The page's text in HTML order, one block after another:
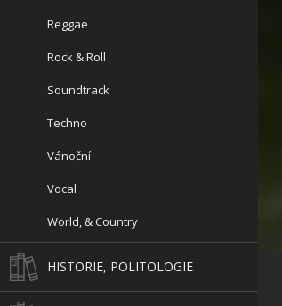
Reggae
Rock & Roll
Soundtrack
Techno
Vánoční
Vocal
World, & Country
HISTORIE, POLITOLOGIE